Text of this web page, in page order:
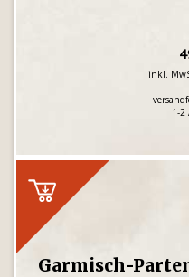
inkl.
1-2
Garmisch-